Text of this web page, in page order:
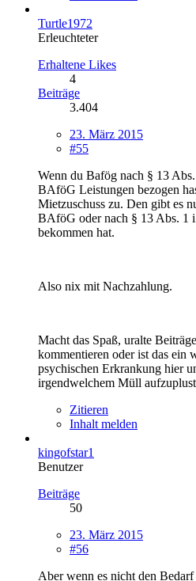
Turtle1972
Erleuchteter
Erhaltene Likes
4
Beiträge
3.404
23. März 2015
#55
Wenn du Bafög nach § 13
BAföG Leistungen bezogen
Mietzuschuss zu. Den gibt es
BAföG oder nach § 13 Abs. 1
bekommen hat.
Also nix mit Nachzahlung.
Macht das Spaß, uralte
kommentieren oder ist das ein
psychischen Erkrankung hier
irgendwelchem Müll
Zitieren
Inhalt melden
kingofstar1
Benutzer
Beiträge
50
23. März 2015
#56
Aber wenn es nicht den